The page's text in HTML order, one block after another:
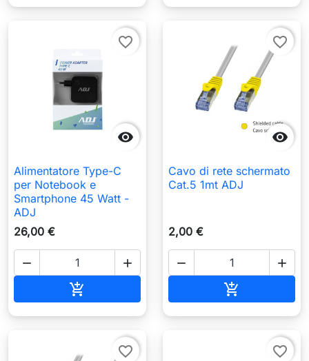

favorite_border
Alimentatore Type-C
per Notebook e
Smartphone 45 Watt -
ADJ
26,00 €
 


favorite_border
Cavo di rete schermato
Cat.5 1mt ADJ
2,00 €
 

favorite_border favorite_border